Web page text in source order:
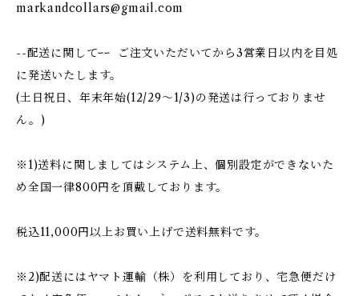
markandcollars@gmail.com
--配送に関してｰｰ ご注文いただいてから3営業日以内を目処
に発送いたします。
(土日祝日、年末年始(12/29〜1/3)の発送は行っておりませ
ん。)
※1)送料に関しましてはシステム上、個別設定ができないた
め全国一律800円を頂戴しております。
税込11,000円以上お買い上げで送料無料です。
※2)配送にはヤマト運輸（株）を利用しており、宅急便だけ